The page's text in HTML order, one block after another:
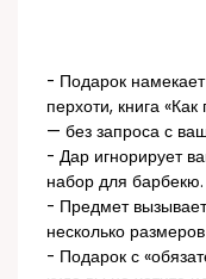
- Подарок
перхоти, книга
— без запроса с
- Дар игнорирует
набор для барбекю.
- Предмет
несколько
- Подарок с